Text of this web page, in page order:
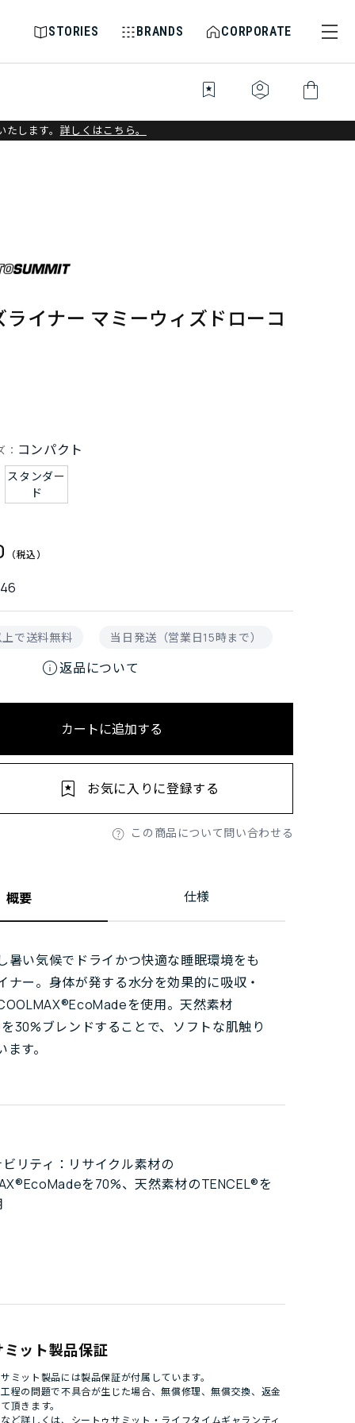
STORIES BRANDS CORPORATE
bookmark_star identity_platform shopping_bag
します。 詳しくはこちら。
ライナー マミーウィズドローコ
： コンパクト
スタンダー
ド
で送料無料 当日発送（営業日15時まで）
info返品について
カートに追加する
この商品について問い合わせる
お気に入りに登録する
概要 仕様
暑い気候でドライかつ快適な睡眠環境をも
ナー。身体が発する水分を効果的に吸収・
を使用。天然素材
30%ブレンドすることで、ソフトな肌触り
す。
ット製品保証
ミット製品には製品保証が付属しています。
程の問題で不具合が生じた場合、無償修理、無償交換、返金
頂きます。
リティ：リサイクル素材の
を70%、天然素材のTENCEL®を